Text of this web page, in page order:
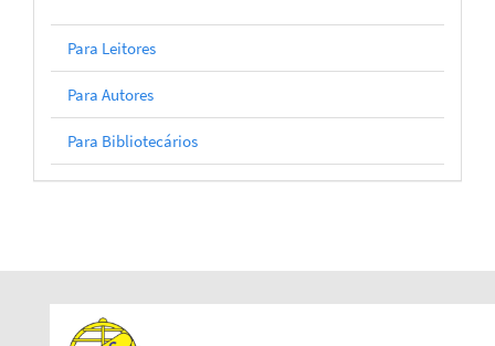
Para Leitores
Para Autores
Para Bibliotecários